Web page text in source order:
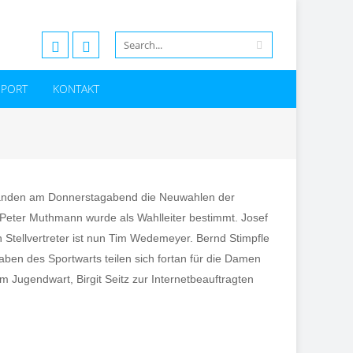
KONTAKT
am Donnerstagabend die Neuwahlen der
Muthmann wurde als Wahlleiter bestimmt. Josef
ist nun Tim Wedemeyer. Bernd Stimpfle
des Sportwarts teilen sich fortan für die Damen
Jugendwart, Birgit Seitz zur Internetbeauftragten